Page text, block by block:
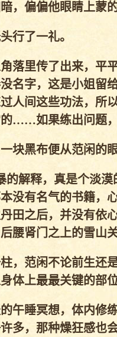
，偏偏他眼睛上蒙
行了一礼。
落里传了出来，平
名字，这是小姐留
人间这些功法，所
……如果练出问题
块黑布便从范闲的眼
解释，真是个淡漠
没有名气的书籍，
田之后，并没有依
腰肾门之上的雪山关
，范闲不论前生还
体上最最关键的部
午睡冥想，体内修
多，那种燥狂感也